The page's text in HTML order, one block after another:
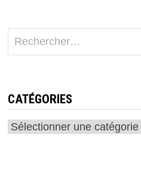
Rechercher :
CATÉGORIES
Catégories